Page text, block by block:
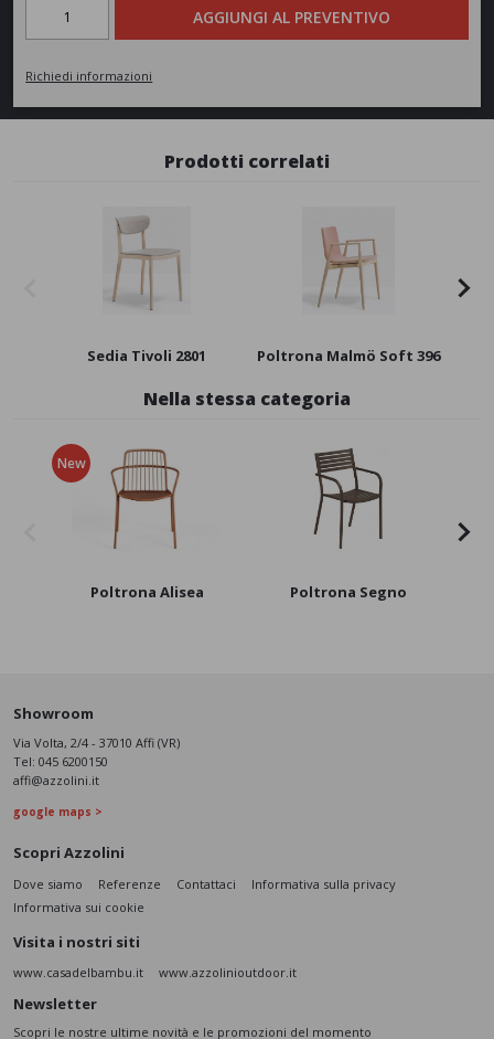
AGGIUNGI AL PREVENTIVO
Richiedi informazioni
Prodotti correlati
Sedia Tivoli 2801 Poltrona Malmö Soft 396
Nella stessa categoria
New
Poltrona Alisea Poltrona Segno
Showroom
Via Volta, 2/4 - 37010 Affi (VR)
Tel: 045 6200150
affi@azzolini.it
google maps >
Scopri Azzolini
Dove siamo Referenze Contattaci
Informativa sulla privacy
Informativa sui cookie
Visita i nostri siti
www.casadelbambu.it www.azzolinioutdoor.it
Newsletter
Scopri le nostre ultime novità e le promozioni del momento